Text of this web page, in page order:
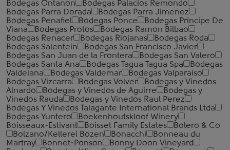
Bodegas Ontanon
Bodegas Palacios Remondo
Bodegas Parra Dorada
Bodegas Parra Jimenez
Bodegas Penafiel
Bodegas Ponce
Bodegas Principe De
Viana
Bodegas Protos
Bodegas Ramon Bilbao
Bodegas Renacer
Bodegas Riojanas
Bodegas Roda
Bodegas Salentein
Bodegas San Francisco Javier
Bodegas San Juan de la Frontera
Bodegas San Valero
Bodegas Santa Ana
Bodegas Tagua Tagua Spa
Bodegas
Valdelana
Bodegas Valdemar
Bodegas Valparaiso
Bodegas Vizcarra
Bodegas Volver
Bodegas y Vinedos
Alnardo
Bodegas y Vinedos de Aguirre
Bodegas y
Vinedos Rauda
Bodegas y Vinedos Raul Perez
Bodegas Y Vinedos Talagante International Brands Ltda
Bodegas Yuntero
Boekenhoutskloof Winery
Boisseaux-Estivant
Boisset Family Estates
Bolero & Co
Bolzano/Kellerei Bozen
Bonacchi
Bonneau du
Martray
Bonnet-Ponson
Bonny Doon Vineyard